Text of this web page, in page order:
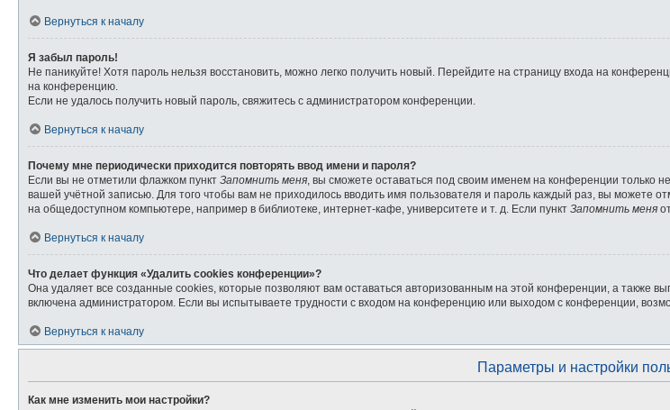
Вернуться к началу
Я забыл пароль!
Не паникуйте! Хотя пароль нельзя восстановить, можно легко получить новый. Перейдите на страницу входа на
на конференцию.
Если не удалось получить новый пароль, свяжитесь с администратором конференции.
Вернуться к началу
Почему мне периодически приходится повторять ввод имени и пароля?
Если вы не отметили флажком пункт Запомнить меня , вы сможете оставаться под своим именем на конференции только
вашей учётной записью. Для того чтобы вам не приходилось вводить имя пользователя и пароль каждый раз, вы можете
на общедоступном компьютере, например в библиотеке, интернет-кафе, университете и т. д. Если пункт Запомнить меня
Вернуться к началу
Что делает функция «Удалить cookies конференции»?
Она удаляет все созданные cookies, которые позволяют вам оставаться авторизованным на этой конференции, а также
включена администратором. Если вы испытываете трудности с входом на конференцию или выходом с конференции,
Вернуться к началу
Параметры и настройки
Как мне изменить мои настройки?